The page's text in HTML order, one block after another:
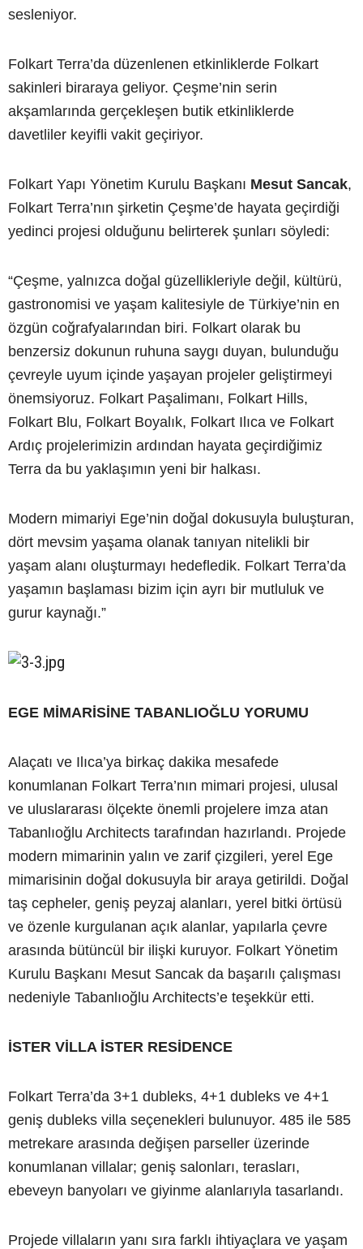
sesleniyor.
Folkart Terra’da düzenlenen etkinliklerde Folkart
sakinleri biraraya geliyor. Çeşme’nin serin
akşamlarında gerçekleşen butik etkinliklerde
davetliler keyifli vakit geçiriyor.
Folkart Yapı Yönetim Kurulu Başkanı Mesut Sancak,
Folkart Terra’nın şirketin Çeşme’de hayata geçirdiği
yedinci projesi olduğunu belirterek şunları söyledi:
“Çeşme, yalnızca doğal güzellikleriyle değil, kültürü,
gastronomisi ve yaşam kalitesiyle de Türkiye’nin en
özgün coğrafyalarından biri. Folkart olarak bu
benzersiz dokunun ruhuna saygı duyan, bulunduğu
çevreyle uyum içinde yaşayan projeler geliştirmeyi
önemsiyoruz. Folkart Paşalimanı, Folkart Hills,
Folkart Blu, Folkart Boyalık, Folkart Ilıca ve Folkart
Ardıç projelerimizin ardından hayata geçirdiğimiz
Terra da bu yaklaşımın yeni bir halkası.
Modern mimariyi Ege’nin doğal dokusuyla buluşturan,
dört mevsim yaşama olanak tanıyan nitelikli bir
yaşam alanı oluşturmayı hedefledik. Folkart Terra’da
yaşamın başlaması bizim için ayrı bir mutluluk ve
gurur kaynağı.”
EGE MİMARİSİNE TABANLIOĞLU YORUMU
Alaçatı ve Ilıca’ya birkaç dakika mesafede
konumlanan Folkart Terra’nın mimari projesi, ulusal
ve uluslararası ölçekte önemli projelere imza atan
Tabanlıoğlu Architects tarafından hazırlandı. Projede
modern mimarinin yalın ve zarif çizgileri, yerel Ege
mimarisinin doğal dokusuyla bir araya getirildi. Doğal
taş cepheler, geniş peyzaj alanları, yerel bitki örtüsü
ve özenle kurgulanan açık alanlar, yapılarla çevre
arasında bütüncül bir ilişki kuruyor. Folkart Yönetim
Kurulu Başkanı Mesut Sancak da başarılı çalışması
nedeniyle Tabanlıoğlu Architects’e teşekkür etti.
İSTER VİLLA İSTER RESİDENCE
Folkart Terra’da 3+1 dubleks, 4+1 dubleks ve 4+1
geniş dubleks villa seçenekleri bulunuyor. 485 ile 585
metrekare arasında değişen parseller üzerinde
konumlanan villalar; geniş salonları, terasları,
ebeveyn banyoları ve giyinme alanlarıyla tasarlandı.
Projede villaların yanı sıra farklı ihtiyaçlara ve yaşam